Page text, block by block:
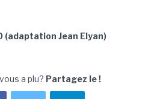
(adaptation Jean Elyan)
a plu? Partagez le !